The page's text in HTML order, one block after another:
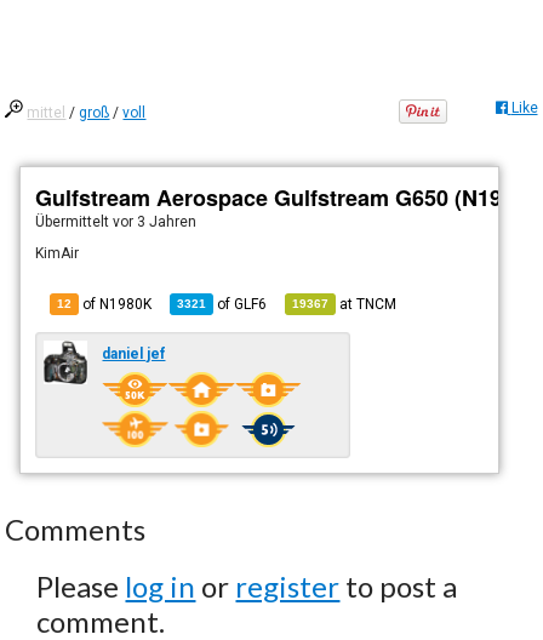
mittel /groß /voll Like
Gulfstream Aerospace Gulfstream G650
Übermitteltvor 3 Jahren
KimAir
12 of N1980K 3321 ofGLF6 19367 atTNCM
daniel jef
Comments
Please log in or register to post a
comment.